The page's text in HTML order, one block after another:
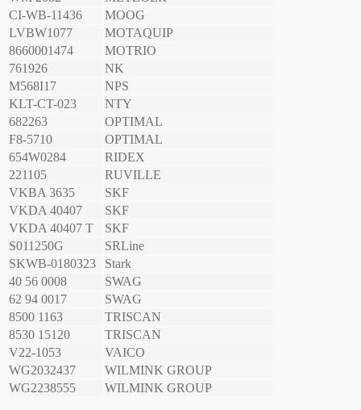
CI-WB-11436
MOOG
LVBW1077
MOTAQUIP
8660001474
MOTRIO
761926
NK
M568I17
NPS
KLT-CT-023
NTY
682263
OPTIMAL
F8-5710
OPTIMAL
654W0284
RIDEX
221105
RUVILLE
VKBA 3635
SKF
VKDA 40407
SKF
VKDA 40407 T
SKF
S011250G
SRLine
SKWB-0180323
Stark
40 56 0008
SWAG
62 94 0017
SWAG
8500 1163
TRISCAN
8530 15120
TRISCAN
V22-1053
VAICO
WG2032437
WILMINK GROUP
WG2238555
WILMINK GROUP